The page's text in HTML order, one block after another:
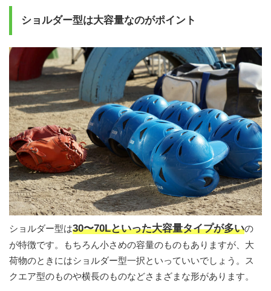
ショルダー型は大容量なのがポイント
ショルダー型は30〜70Lといった大容量タイプが多いの
が特徴です。もちろん小さめの容量のものもありますが、大
荷物のときにはショルダー型一択といっていいでしょう。ス
クエア型のものや横長のものなどさまざまな形があります。